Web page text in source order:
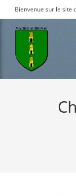
to
content
Bienvenue sur le site